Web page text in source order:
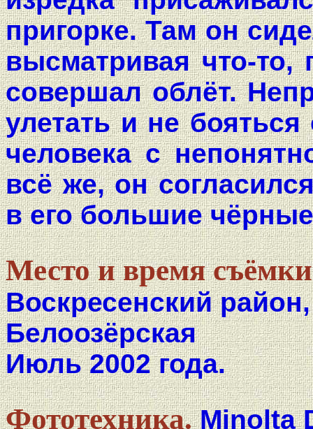
пригорке. Там он
высматривая что-то,
совершал облёт.
улетать и не
человека с
всё же, он
в его большие чёрные
Место и время
Воскресенский
Белоозёрская
Июль 2002 года.
Фототехника.Minolta